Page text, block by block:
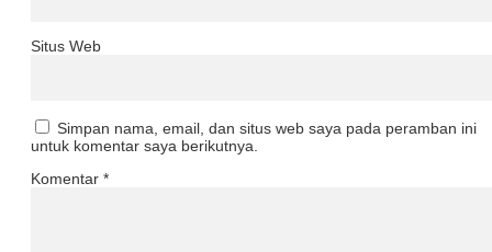
Situs Web
Simpan nama, email, dan situs web saya pada peramban ini
untuk komentar saya berikutnya.
Komentar *